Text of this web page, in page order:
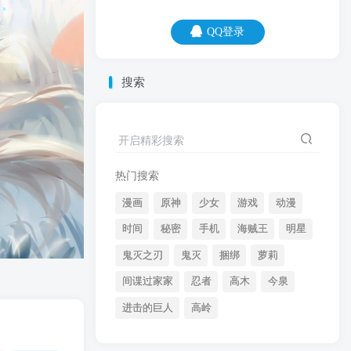
QQ登录
搜索
开启精彩搜索
热门搜索
漫画 原神 少女 游戏 动漫
时间 秘密 手机 海贼王 明星
鬼灭之刃 鬼灭 捆绑 萝莉
间谍过家家 忍者 高木 今泉
进击的巨人 高岭
QQ登录
其实老师讲的东西也不难，只是我刚好都